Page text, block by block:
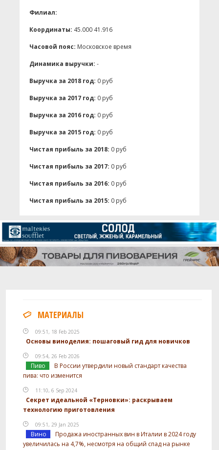
Филиал:
Координаты: 45.000 41.916
Часовой пояс: Московское время
Динамика выручки: -
Выручка за 2018 год: 0 руб
Выручка за 2017 год: 0 руб
Выручка за 2016 год: 0 руб
Выручка за 2015 год: 0 руб
Чистая прибыль за 2018: 0 руб
Чистая прибыль за 2017: 0 руб
Чистая прибыль за 2016: 0 руб
Чистая прибыль за 2015: 0 руб
МАТЕРИАЛЫ
09:51, 18 Feb 2025
Основы виноделия: пошаговый гид для новичков
09:54, 26 Feb 2026
Пиво
В России утвердили новый стандарт качества
пива: что изменится
11:10, 6 Sep 2024
Секрет идеальной «Терновки»: раскрываем
технологию приготовления
09:51, 29 Jan 2025
Вино
Продажа иностранных вин в Италии в 2024 году
увеличилась на 4,7%, несмотря на общий спад на рынке